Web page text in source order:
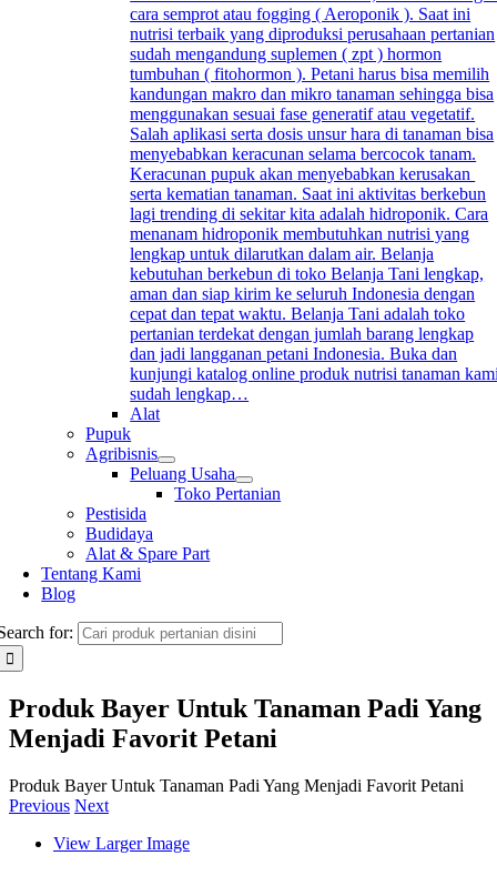
cara semprot atau fogging ( Aeroponik ). Saat ini
nutrisi terbaik yang diproduksi perusahaan pertanian
sudah mengandung suplemen ( zpt ) hormon
tumbuhan ( fitohormon ). Petani harus bisa memilih
kandungan makro dan mikro tanaman sehingga bisa
menggunakan sesuai fase generatif atau vegetatif.
Salah aplikasi serta dosis unsur hara di tanaman bisa
menyebabkan keracunan selama bercocok tanam.
Keracunan pupuk akan menyebabkan kerusakan
serta kematian tanaman. Saat ini aktivitas berkebun
lagi trending di sekitar kita adalah hidroponik. Cara
menanam hidroponik membutuhkan nutrisi yang
lengkap untuk dilarutkan dalam air. Belanja
kebutuhan berkebun di toko Belanja Tani lengkap,
aman dan siap kirim ke seluruh Indonesia dengan
cepat dan tepat waktu. Belanja Tani adalah toko
pertanian terdekat dengan jumlah barang lengkap
dan jadi langganan petani Indonesia. Buka dan
kunjungi katalog online produk nutrisi tanaman
sudah lengkap…
Alat
Pupuk
Agribisnis
Peluang Usaha
Toko Pertanian
Pestisida
Budidaya
Alat & Spare Part
Tentang Kami
Blog
for:
Produk Bayer Untuk Tanaman Padi Yang
Menjadi Favorit Petani
Produk Bayer Untuk Tanaman Padi Yang Menjadi Favorit Petani
Previous Next
View Larger Image